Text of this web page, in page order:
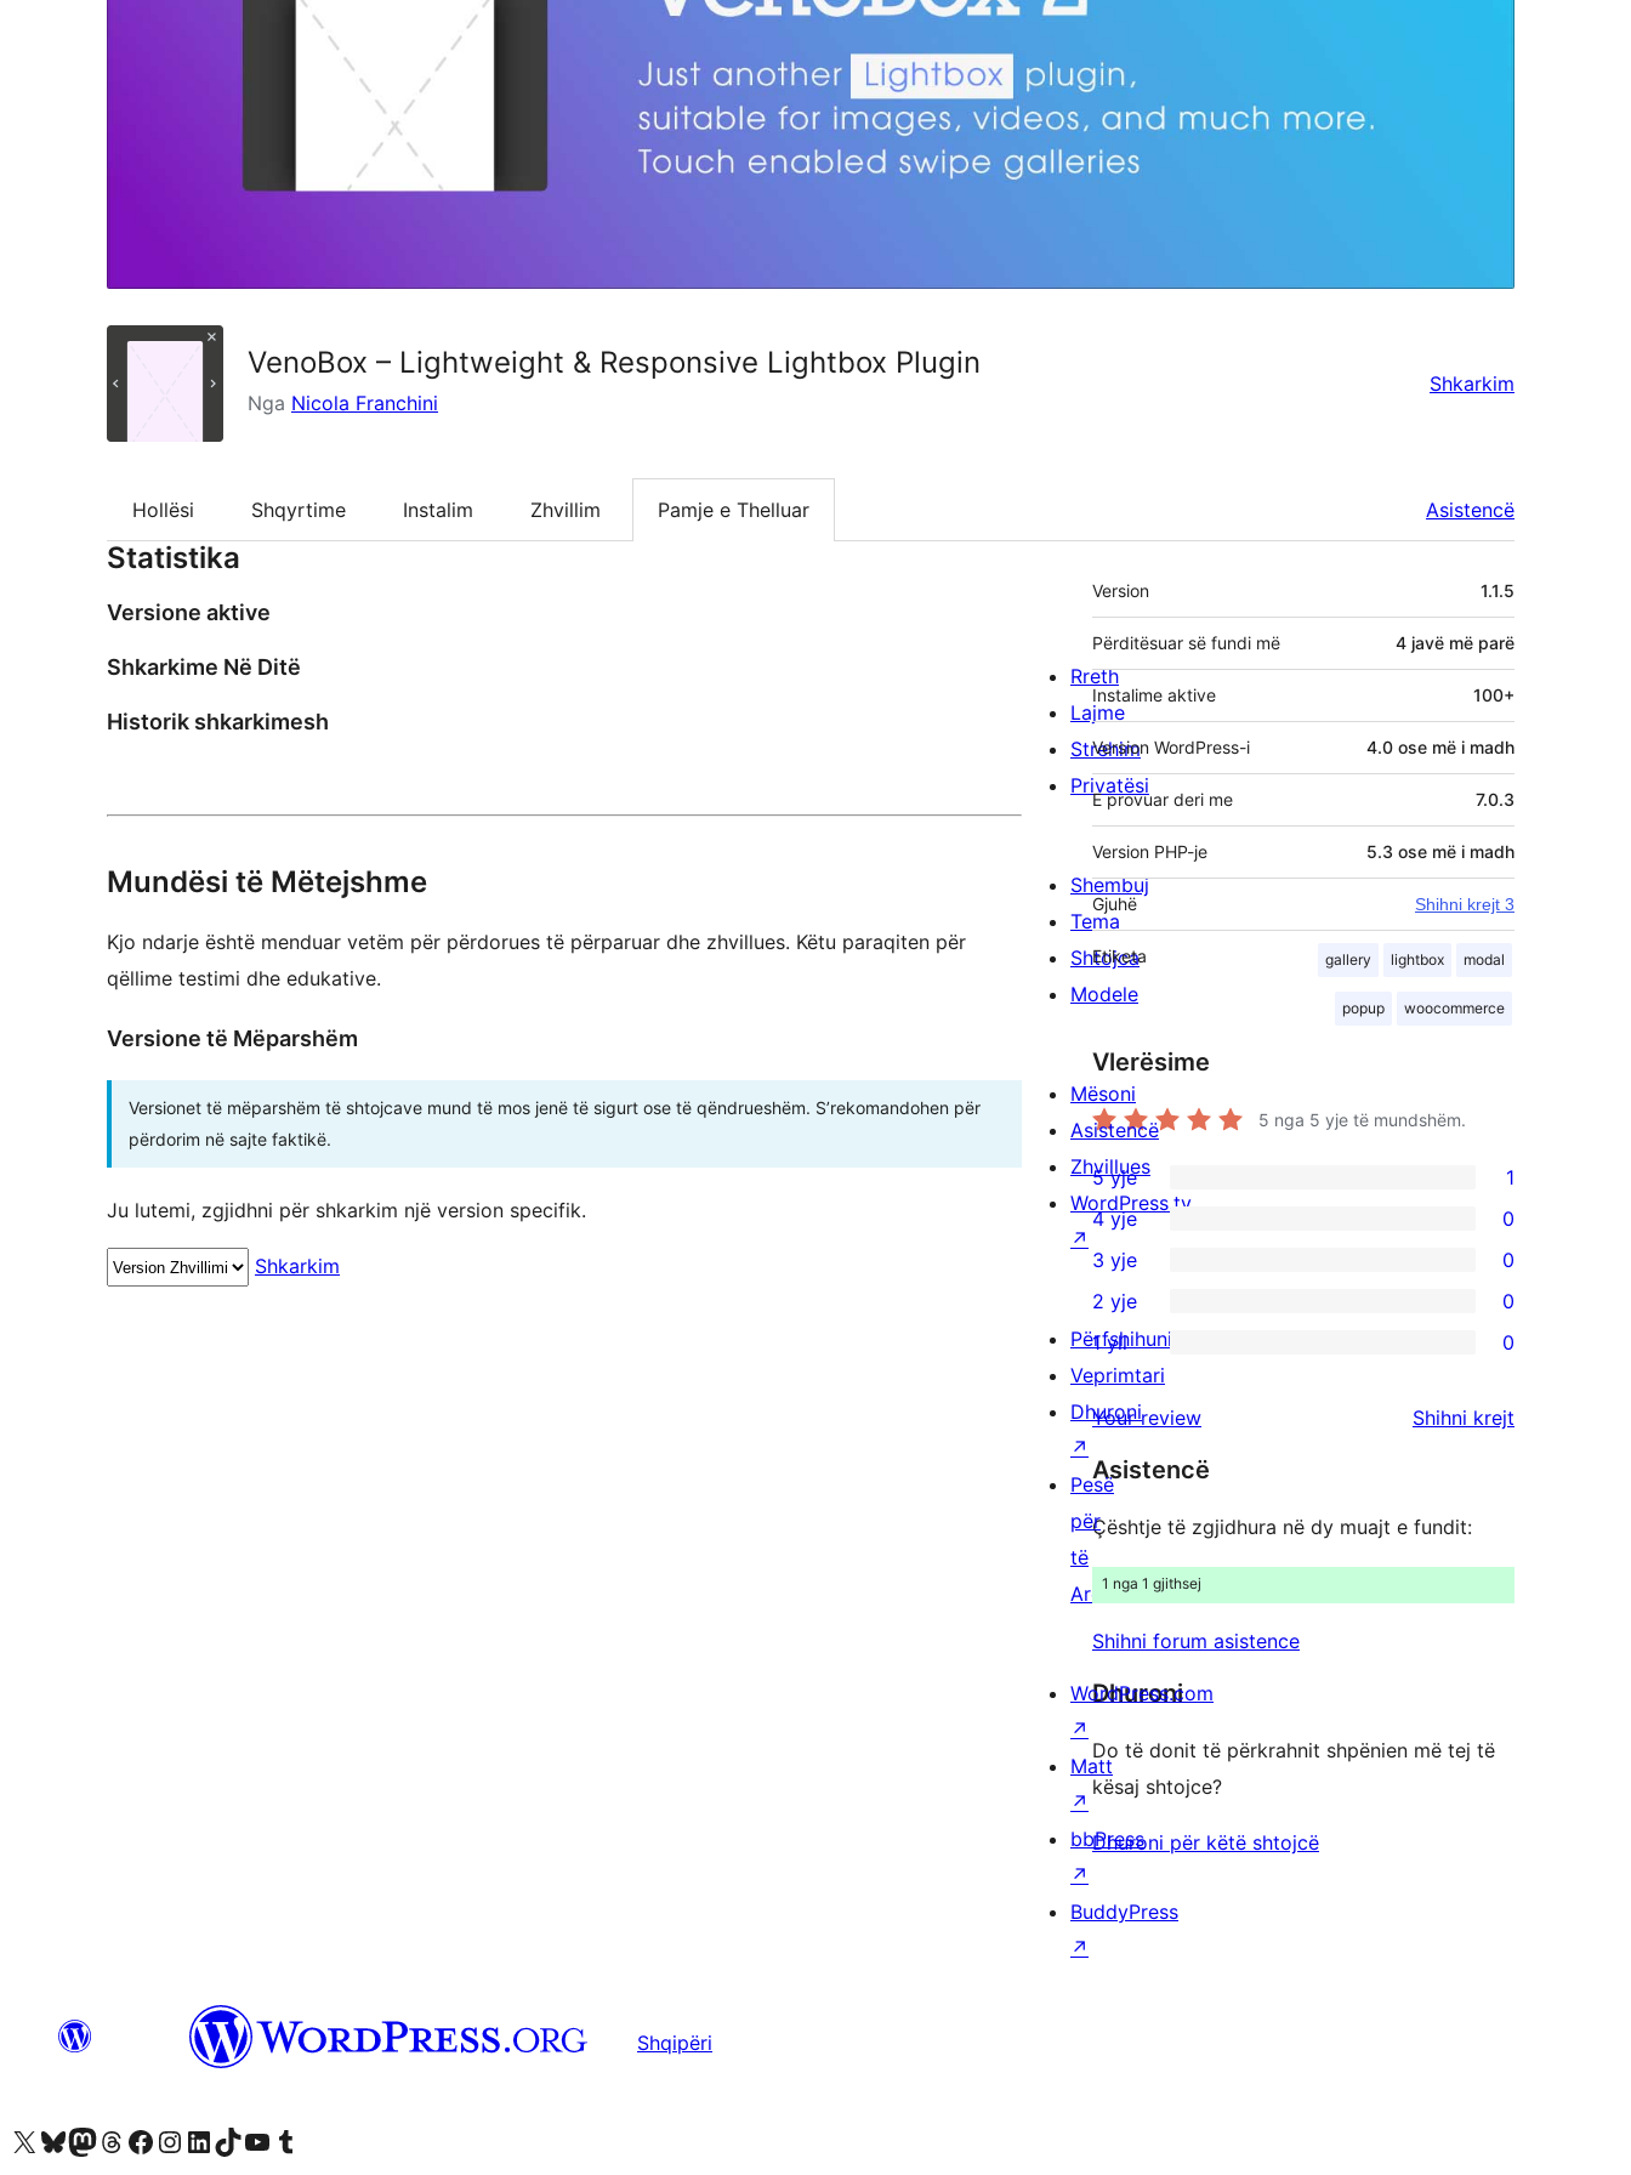
VenoBox – Lightweight & Responsive Lightbox Plugin
Nga Nicola Franchini
Shkarkim
Hollësi Shqyrtime Instalim Zhvillim Pamje e Thelluar Asistencë
Statistika
Versione aktive
Shkarkime Në Ditë
Historik shkarkimesh
Mundësi të Mëtejshme
Kjo ndarje është menduar vetëm për përdorues të përparuar dhe zhvillues. Këtu paraqiten për
qëllime testimi dhe edukative.
Versione të Mëparshëm
Versionet të mëparshëm të shtojcave mund të mos jenë të sigurt ose të qëndrueshëm. S’rekomandohen për
përdorim në sajte faktikë.
Ju lutemi, zgjidhni për shkarkim një version specifik.
Shkarkim
Të
tjera
Version 1.1.5
Përditësuar së fundi më 4 javë më parë
Instalime aktive 100+
Version WordPress-i 4.0 ose më i madh
E provuar deri me 7.0.3
Version PHP-je 5.3 ose më i madh
Gjuhë Shihni krejt 3
Etiketa gallery lightbox modal
popup woocommerce
Vlerësime
5 nga 5 yje të mundshëm.
1
shqyrtim
me
5
yje
5 yje 1
shqyrtime
me
4
yje
4 yje 0
0
shqyrtime
me
3
yje
3 yje 0
shqyrtime
me
2
yje
2 yje 0
shqyrtime
me
1
1 yll 0
Your review Shihni krejt
Asistencë
Çështje të zgjidhura në dy muajt e fundit:
1 nga 1 gjithsej
Shihni forum asistence
Dhuroni
Do të donit të përkrahnit shpënien më tej të
kësaj shtojce?
Dhuroni për këtë shtojcë
Rreth
Lajme
Strehim
Privatësi
Shembuj
Tema
Shtojca
Modele
Mësoni
Asistencë
Zhvillues
WordPress.tv
↗
Përfshihuni
Veprimtari
Dhuroni
↗
Pesë
për
të
Ardhmen
WordPress.com
↗
Matt
↗
bbPress
↗
BuddyPress
↗
Shqipëri
Vizitoni llogarinë tonë X (ish Twitter)
Vizitoni llogarinë tonë Bluesky
Vizitoni llogarinë tonë Mastodon
Vizitoni llogarinë tonë Threads
Vizitoni faqen tonë në Facebook
Vizitoni llogarinë tonë Instagram
Vizitoni llogarinë tonë LinkedIn
Vizitoni llogarinë tonë TikTok
Vizitoni kanalin tonë YouTube
Vizitoni llogarinë tonë Tumblr